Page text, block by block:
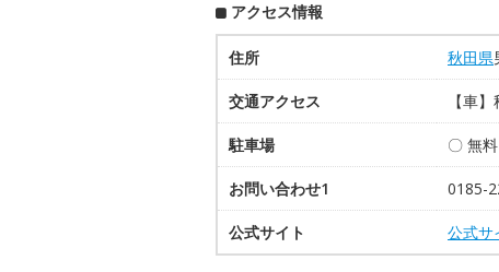
アクセス情報
住所 秋田県
交通アクセス 【車
駐車場 〇 無料
お問い合わせ1 0185-
公式サイト 公式サ